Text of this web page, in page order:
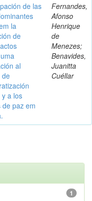
de las
la
de
al
de
a los
paz em
Fernandes,
Afonso
Henrique
de
Menezes;
Benavides,
Juanitta
Cuéllar
1